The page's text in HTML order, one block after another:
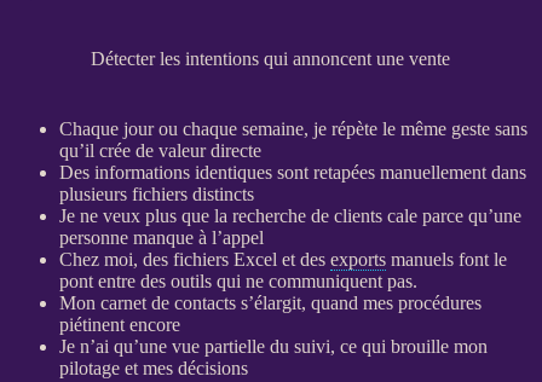
Détecter les intentions qui annoncent une vente
Chaque jour ou chaque semaine, je répète le même geste sans
qu’il crée de valeur directe
Des informations identiques sont retapées manuellement dans
plusieurs fichiers distincts
Je ne veux plus que la recherche de clients cale parce qu’une
personne manque à l’appel
Chez moi, des fichiers Excel et des exportsmanuels font le
pont entre des outils qui ne communiquent pas.
Mon carnet de contacts s’élargit, quand mes procédures
piétinent encore
Je n’ai qu’une vue partielle du suivi, ce qui brouille mon
pilotageet mes décisions